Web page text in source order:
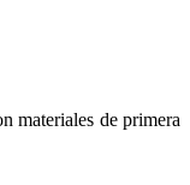
materiales de primera